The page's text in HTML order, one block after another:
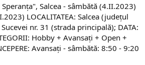
Salcea - sâmbătă (4.II.2023)
LOCALITATEA: Salcea (județul
Sucevei nr. 31 (strada principală); DATA:
Hobby + Avansați + Open +
Avansați - sâmbătă​: 8:50 - 9:20